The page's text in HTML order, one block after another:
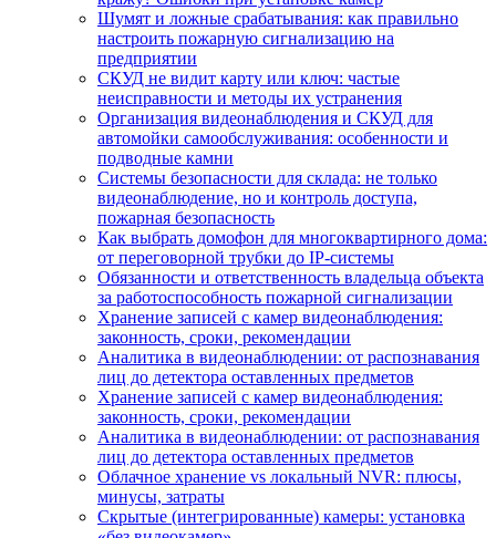
Шумят и ложные срабатывания: как правильно
настроить пожарную сигнализацию на
предприятии
СКУД не видит карту или ключ: частые
неисправности и методы их устранения
Организация видеонаблюдения и СКУД для
автомойки самообслуживания: особенности и
подводные камни
Системы безопасности для склада: не только
видеонаблюдение, но и контроль доступа,
пожарная безопасность
Как выбрать домофон для многоквартирного дома:
от переговорной трубки до IP-системы
Обязанности и ответственность владельца объекта
за работоспособность пожарной сигнализации
Хранение записей с камер видеонаблюдения:
законность, сроки, рекомендации
Аналитика в видеонаблюдении: от распознавания
лиц до детектора оставленных предметов
Хранение записей с камер видеонаблюдения:
законность, сроки, рекомендации
Аналитика в видеонаблюдении: от распознавания
лиц до детектора оставленных предметов
Облачное хранение vs локальный NVR: плюсы,
минусы, затраты
Скрытые (интегрированные) камеры: установка